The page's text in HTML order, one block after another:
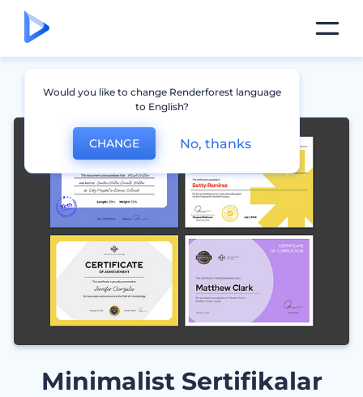
Minimalist Sertifikalar
Would you like to change Renderforest language
to English?
CHANGE No, thanks